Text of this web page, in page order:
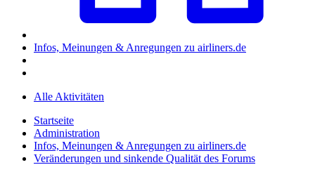
Infos, Meinungen & Anregungen zu airliners.de
Alle Aktivitäten
Startseite
Administration
Infos, Meinungen & Anregungen zu airliners.de
Veränderungen und sinkende Qualität des Forums